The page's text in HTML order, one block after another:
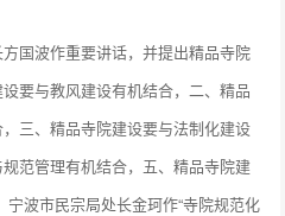
国波作重要讲话，并提出精品寺院
要与教风建设有机结合，二、精品
三、精品寺院建设要与法制化建设
范管理有机结合，五、精品寺院建
波市民宗局处长金珂作“寺院规范化